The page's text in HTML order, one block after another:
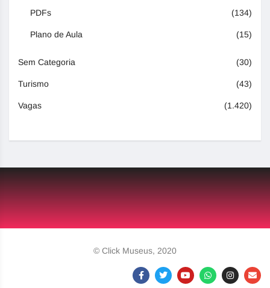
PDFs (134)
Plano de Aula (15)
Sem Categoria (30)
Turismo (43)
Vagas (1.420)
© Click Museus, 2020